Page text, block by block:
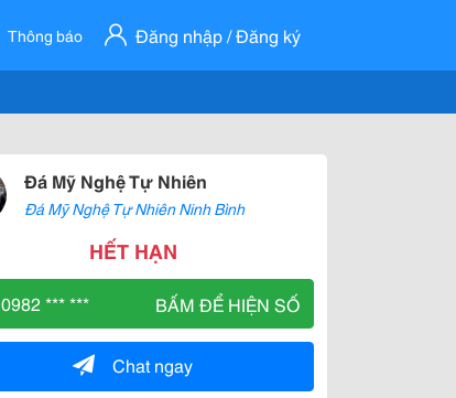
Thông báo Đăng nhập / Đăng ký
Đá Mỹ Nghệ Tự Nhiên
Đá Mỹ Nghệ Tự Nhiên Ninh Bình
HẾT HẠN
0982 *** *** BẤM ĐỂ HIỆN SỐ
Chat ngay